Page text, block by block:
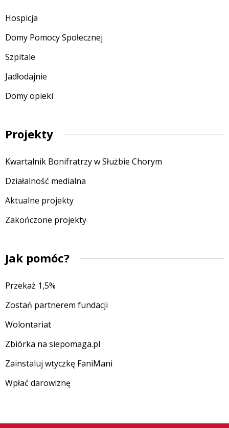
Hospicja
Domy Pomocy Społecznej
Szpitale
Jadłodajnie
Domy opieki
Projekty
Kwartalnik Bonifratrzy w Służbie Chorym
Działalność medialna
Aktualne projekty
Zakończone projekty
Jak pomóc?
Przekaż 1,5%
Zostań partnerem fundacji
Wolontariat
Zbiórka na siepomaga.pl
Zainstaluj wtyczkę FaniMani
Wpłać darowiznę